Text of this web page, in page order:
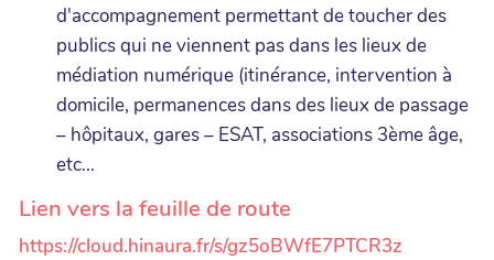
d'accompagnement permettant de toucher des
publics qui ne viennent pas dans les lieux de
médiation numérique (itinérance, intervention à
domicile, permanences dans des lieux de passage
– hôpitaux, gares – ESAT, associations 3ème âge,
etc...
Lien vers la feuille de route
https://cloud.hinaura.fr/s/gz5oBWfE7PTCR3z